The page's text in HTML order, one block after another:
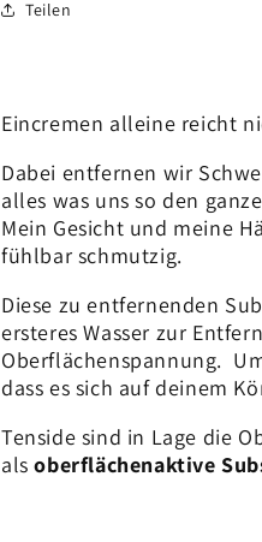
Teilen
Eincremen alleine reicht
Dabei entfernen wir
alles was uns so den
Mein Gesicht und meine
fühlbar schmutzig.
Diese zu entfernenden
ersteres Wasser zur
Oberflächenspannung.
dass es sich auf deinem
Tenside sind in Lage die
alsoberflächenaktive